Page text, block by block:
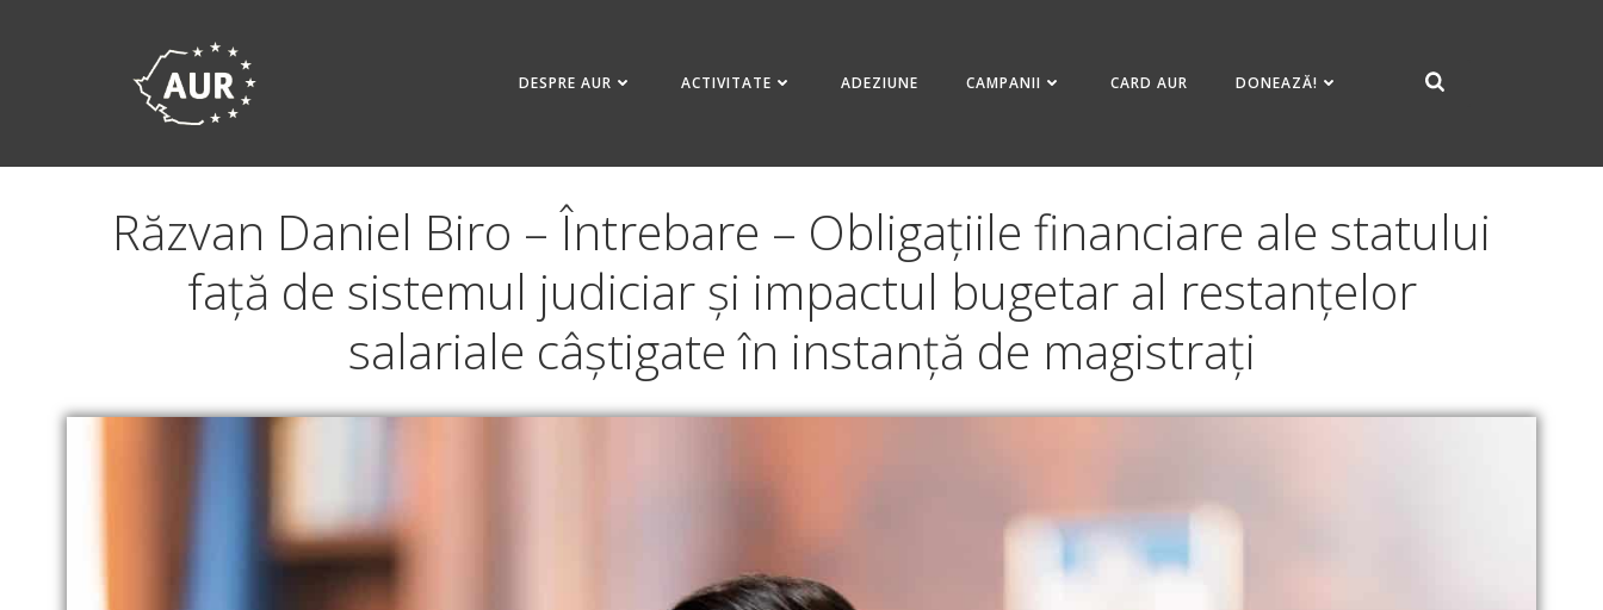
DESPRE AUR ACTIVITATE ADEZIUNE CAMPANII CARD AUR DONEAZĂ!
Răzvan Daniel Biro – Întrebare – Obligațiile financiare ale statului
față de sistemul judiciar și impactul bugetar al restanțelor
salariale câștigate în instanță de magistrați